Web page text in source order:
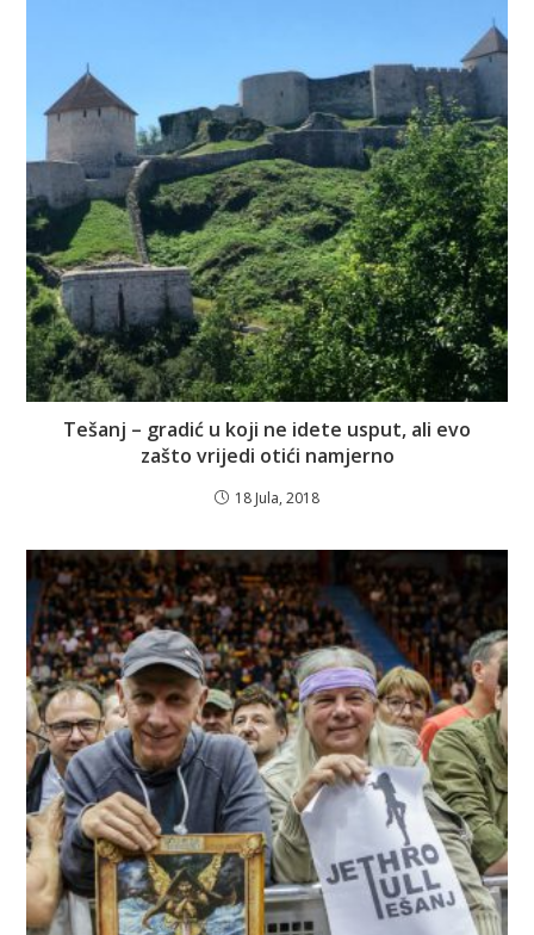
Tešanj – gradić u koji ne idete usput, ali evo
zašto vrijedi otići namjerno
18 Jula, 2018